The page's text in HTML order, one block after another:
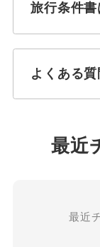
旅行条件書
よくある質
最近
最近